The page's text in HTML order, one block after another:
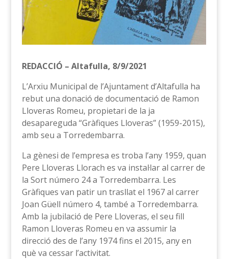
REDACCIÓ – Altafulla, 8/9/2021
L’Arxiu Municipal de l’Ajuntament d’Altafulla ha
rebut una donació de documentació de Ramon
Lloveras Romeu, propietari de la ja
desapareguda “Gràfiques Lloveras” (1959-2015),
amb seu a Torredembarra.
La gènesi de l’empresa es troba l’any 1959, quan
Pere Lloveras Llorach es va instal·lar al carrer de
la Sort número 24 a Torredembarra. Les
Gràfiques van patir un trasllat el 1967 al carrer
Joan Güell número 4, també a Torredembarra.
Amb la jubilació de Pere Lloveras, el seu fill
Ramon Lloveras Romeu en va assumir la
direcció des de l’any 1974 fins el 2015, any en
què va cessar l’activitat.